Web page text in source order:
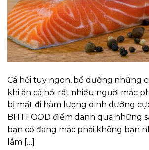
Cá hồi tuy ngon, bổ dưỡng những
khi ăn cá hồi rất nhiều người mắc
bị mất đi hàm lượng dinh dưỡng
BITI FOOD điểm danh qua những
bạn có đang mắc phải không bạn
lầm […]